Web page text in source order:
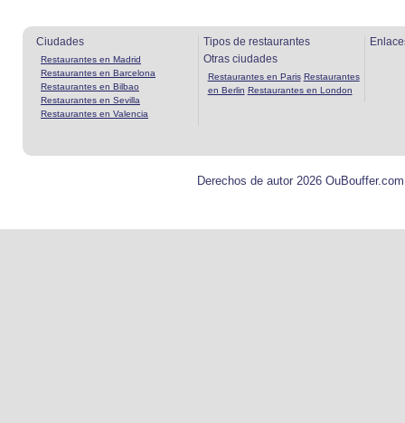
Ciudades
Restaurantes en Madrid
Restaurantes en Barcelona
Restaurantes en Bilbao
Restaurantes en Sevilla
Restaurantes en Valencia
Tipos de restaurantes
Otras ciudades
Restaurantes en Paris Restaurantes
en Berlin Restaurantes en London
Derechos de autor 2026